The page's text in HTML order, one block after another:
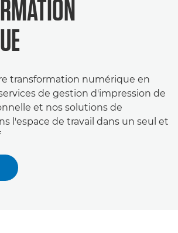
transformation numérique en
de gestion d'impression de
et nos solutions de
l'espace de travail dans un seul et